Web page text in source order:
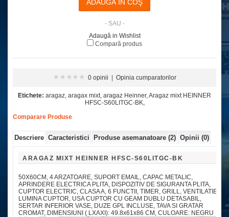
- SAU -
Adaugă in Wishlist
Compară produs
0 opinii Opinia cumparatorilor
Etichete: aragaz, aragax mixt, aragaz Heinner,Aragaz mixt HEINNER
HFSC-S60LITGC-BK,
Comparare Produse
Descriere Caracteristici Produse asemanatoare (2) Opinii (0)
ARAGAZ MIXT HEINNER HFSC-S60LITGC-BK
50X60CM, 4 ARZATOARE, SUPORT EMAIL, CAPAC METALIC,
APRINDERE ELECTRICA PLITA, DISPOZITIV DE SIGURANTA PLITA,
CUPTOR ELECTRIC, CLASA A, 6 FUNCTII, TIMER, GRILL, VENTILATIE,
LUMINA CUPTOR, USA CUPTOR CU GEAM DUBLU DETASABIL,
SERTAR INFERIOR VASE, DUZE GPL INCLUSE, TAVA SI GRATAR
CROMAT, DIMENSIUNI ( LXAXI): 49.8x61x86 CM, CULOARE: NEGRU